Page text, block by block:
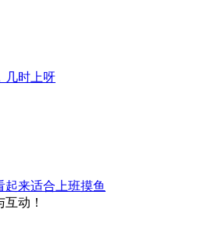
几时上呀
起来适合上班摸鱼
动！